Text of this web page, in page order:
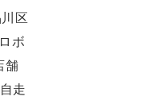
区
ボ
舗
走